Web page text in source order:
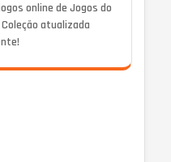
online de Jogos do
atualizada